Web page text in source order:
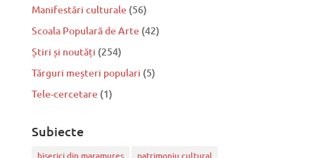
Manifestări culturale(56)
Scoala Populară de Arte(42)
Știri și noutăți (254)
Tărguri meșteri populari (5)
Tele-cercetare(1)
Subiecte
biserici din maramures
patrimoniu cultural